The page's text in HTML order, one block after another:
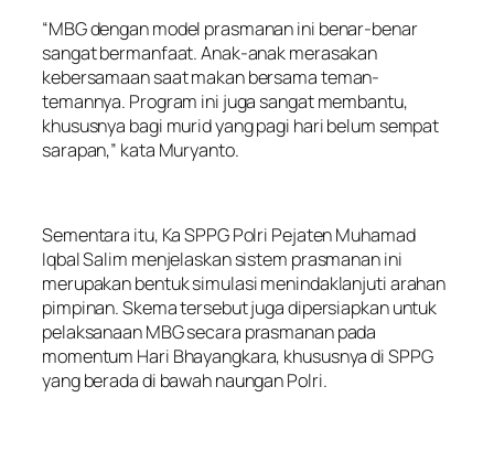
“MBG dengan model prasmanan ini benar-benar
sangat bermanfaat. Anak-anak merasakan
kebersamaan saat makan bersama teman-
temannya. Program ini juga sangat membantu,
khususnya bagi murid yang pagi hari belum sempat
sarapan,” kata Muryanto.
Sementara itu, Ka SPPG Polri Pejaten Muhamad
Iqbal Salim menjelaskan sistem prasmanan ini
merupakan bentuk simulasi menindaklanjuti arahan
pimpinan. Skema tersebut juga dipersiapkan untuk
pelaksanaan MBG secara prasmanan pada
momentum Hari Bhayangkara, khususnya di SPPG
yang berada di bawah naungan Polri.